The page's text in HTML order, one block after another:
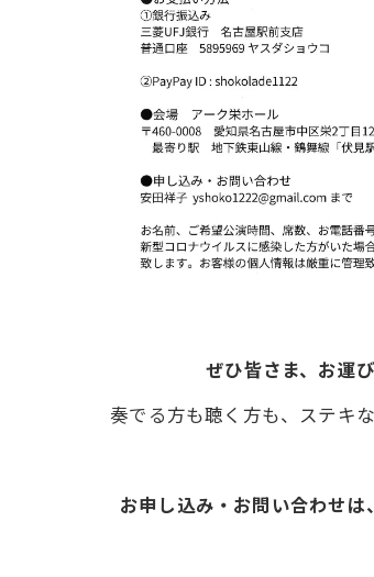
ぜひ皆さま、お運
奏でる方も聴く方も、ステキ
お申し込み・お問い合わせは、